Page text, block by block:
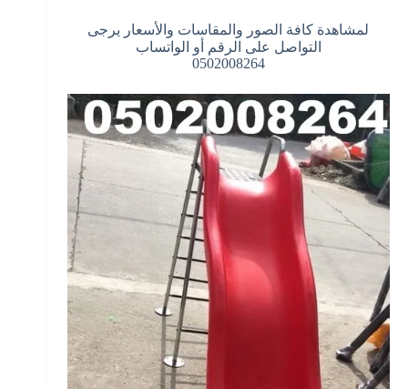
لمشاهدة كافة الصور والمقاسات والأسعار يرجى
التواصل على الرقم أو الواتساب
0502008264